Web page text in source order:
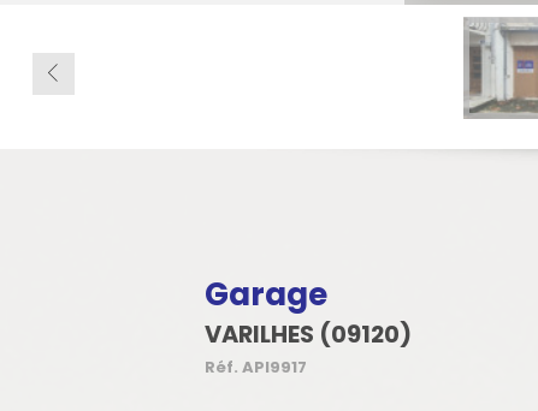
Garage
VARILHES (09120)
Réf. API9917